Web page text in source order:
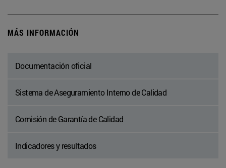
MÁS INFORMACIÓN
Documentación oficial
Sistema de Aseguramiento Interno de Calidad
Comisión de Garantía de Calidad
Indicadores y resultados